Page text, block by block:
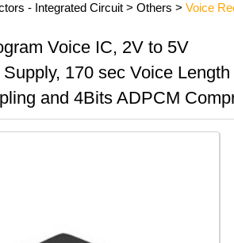
- Integrated Circuit > Others > Voice
Voice IC, 2V to 5V
170 sec Voice Length
and 4Bits ADPCM